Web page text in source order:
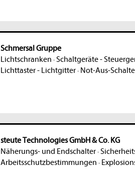
Schmersal Gruppe
Lichtschranken ·Schaltgeräte -
Lichttaster - Lichtgitter· Not-Aus-
steute Technologies GmbH & Co. KG
Näherungs- und Endschalter·
Arbeitsschutzbestimmungen ·